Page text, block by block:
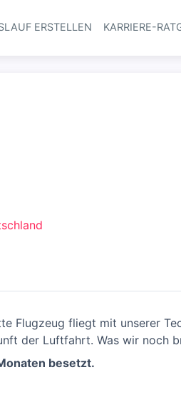
Haupt-
ERSTELLEN KARRIERE-
Flugzeug fliegt mit unserer
der Luftfahrt. Was wir noch
besetzt.